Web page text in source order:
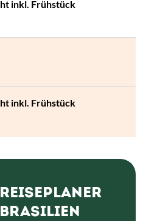
REISEPLANER
BRASILIEN